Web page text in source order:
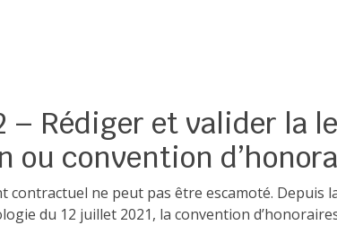
– Rédiger et valider la
ou convention
contractuel ne peut pas être escamoté. Depuis
du 12 juillet 2021, la convention